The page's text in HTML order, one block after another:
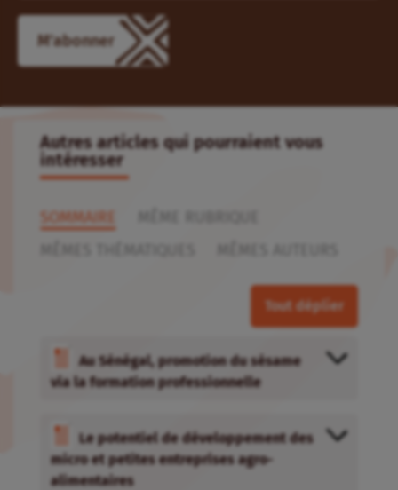
SOMMAIRE
MÊME RUBRIQUE
MÊMES THÉMATIQUES
Au Sénégal, promotion du sésame
Valoriser une céréale traditionnelle
africaine, le fonio
Introduction aux enjeux de
valorisation des produits locaux en
Afrique de l’Ouest